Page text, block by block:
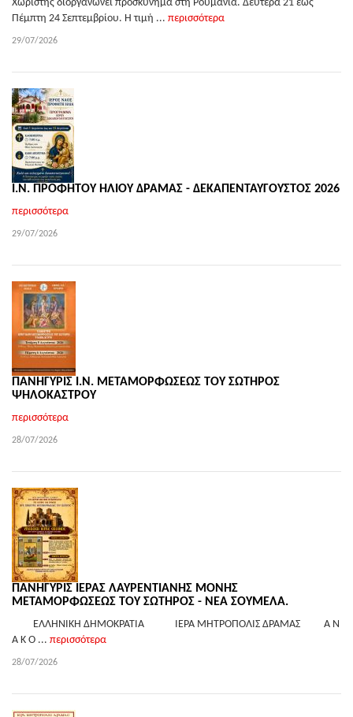
Χωριστής διοργανώνει προσκύνημα στη Ρουμανία. Δευτέρα 21 έως
Πέμπτη 24 Σεπτεμβρίου. Η τιμή ... περισσότερα
29/07/2026
Ι.Ν. ΠΡΟΦΗΤΟΥ ΗΛΙΟΥ ΔΡΑΜΑΣ - ΔΕΚΑΠΕΝΤΑΥΓΟΥΣΤΟΣ 2026
περισσότερα
29/07/2026
ΠΑΝΗΓΥΡΙΣ Ι.Ν. ΜΕΤΑΜΟΡΦΩΣΕΩΣ ΤΟΥ ΣΩΤΗΡΟΣ
ΨΗΛΟΚΑΣΤΡΟΥ
περισσότερα
28/07/2026
ΠΑΝΗΓΥΡΙΣ ΙΕΡΑΣ ΛΑΥΡΕΝΤΙΑΝΗΣ ΜΟΝΗΣ
ΜΕΤΑΜΟΡΦΩΣΕΩΣ ΤΟΥ ΣΩΤΗΡΟΣ - ΝΕΑ ΣΟΥΜΕΛΑ.
ΕΛΛΗΝΙΚΗ ΔΗΜΟΚΡΑΤΙΑ ΙΕΡΑ ΜΗΤΡΟΠΟΛΙΣ ΔΡΑΜΑΣ Α Ν
Α Κ Ο ... περισσότερα
28/07/2026